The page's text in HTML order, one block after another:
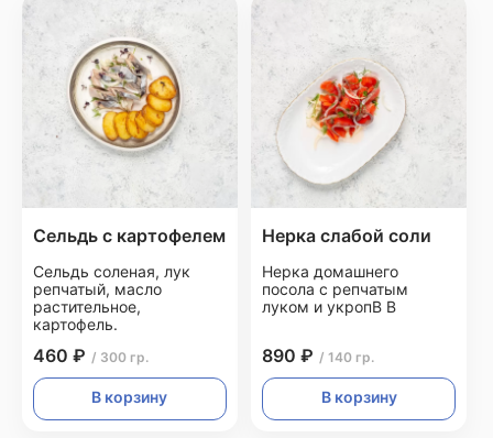
Сельдь с картофелем
Сельдь соленая, лук
репчатый, масло
растительное,
картофель.
460 ₽ / 300 гр.
В корзину
Нерка слабой соли
Нерка домашнего
посола с репчатым
луком и укропВ В
890 ₽ / 140 гр.
В корзину